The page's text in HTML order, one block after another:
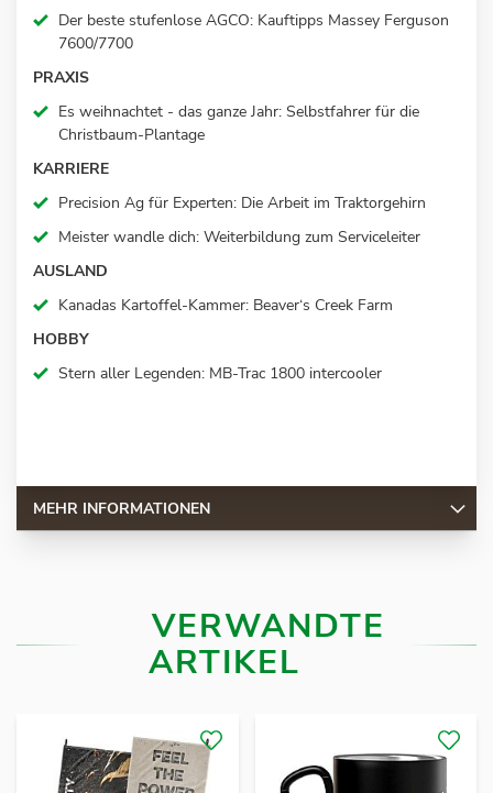
Der beste stufenlose AGCO: Kauftipps Massey Ferguson
7600/7700
PRAXIS
Es weihnachtet - das ganze Jahr: Selbstfahrer für die
Christbaum-Plantage
KARRIERE
Precision Ag für Experten: Die Arbeit im Traktorgehirn
Meister wandle dich: Weiterbildung zum Serviceleiter
AUSLAND
Kanadas Kartoffel-Kammer: Beaver‘s Creek Farm
HOBBY
Stern aller Legenden: MB-Trac 1800 intercooler
MEHR INFORMATIONEN
VERWANDTE
ARTIKEL